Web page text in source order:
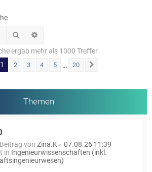
Suche
ergab mehr als 1000 Treffer
von 20
1 2 3 4 5 … 20
Themen
von Zina.K « 07.08.26 11:39
in Ingenieurwissenschaften (inkl.